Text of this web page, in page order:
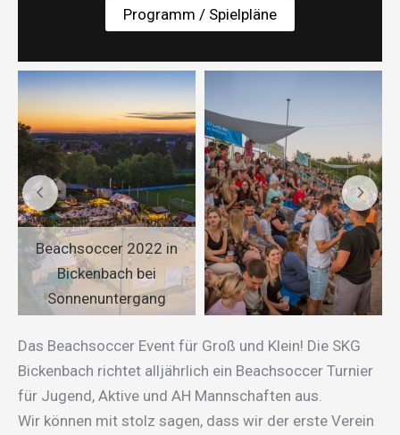
Programm / Spielpläne
Beachsoccer 2022 in
Bickenbach bei
Sonnenuntergang
Das Beachsoccer Event für Groß und Klein! Die SKG
Bickenbach richtet alljährlich ein Beachsoccer Turnier
für Jugend, Aktive und AH Mannschaften aus.
Wir können mit stolz sagen, dass wir der erste Verein